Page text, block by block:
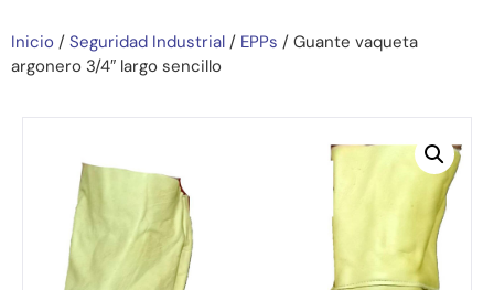
Inicio / Seguridad Industrial / EPPs / Guante vaqueta
argonero 3/4″ largo sencillo